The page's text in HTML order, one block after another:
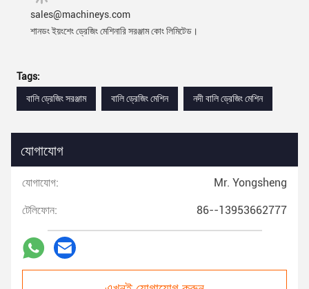
sales@machineys.com
শানডং ইয়ংশেং ড্রেজিং মেশিনারি সরঞ্জাম কোং লিমিটেড।
Tags:
বালি ড্রেজিং সরঞ্জাম
বালি ড্রেজিং মেশিন নদী বালি ড্রেজিং মেশিন
যোগাযোগ
যোগাযোগ: Mr. Yongsheng
টেলিফোন: 86--13953662777